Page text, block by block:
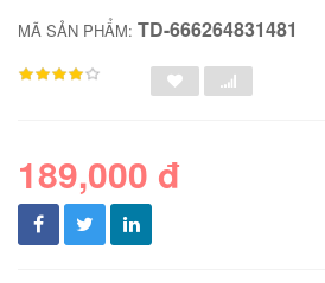
MÃ SẢN PHẨM: TD-666264831481
189,000 đ